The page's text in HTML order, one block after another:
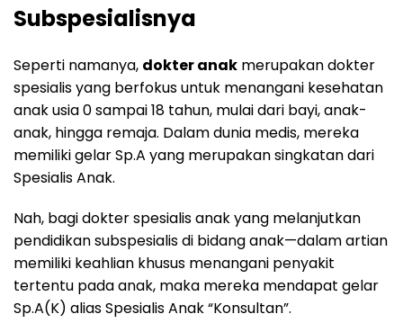
Subspesialisnya
Seperti namanya, dokter anak merupakan dokter
spesialis yang berfokus untuk menangani kesehatan
anak usia 0 sampai 18 tahun, mulai dari bayi, anak-
anak, hingga remaja. Dalam dunia medis, mereka
memiliki gelar Sp.A yang merupakan singkatan dari
Spesialis Anak.
Nah, bagi dokter spesialis anak yang melanjutkan
pendidikan subspesialis di bidang anak—dalam artian
memiliki keahlian khusus menangani penyakit
tertentu pada anak, maka mereka mendapat gelar
Sp.A(K) alias Spesialis Anak “Konsultan”.